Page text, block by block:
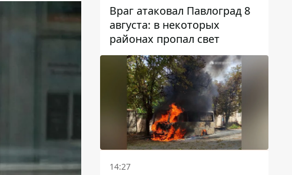
Враг атаковал Павлоград 8
августа: в некоторых
районах пропал свет
14:27